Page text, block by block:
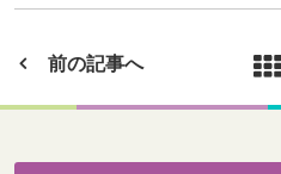
前の記事へ